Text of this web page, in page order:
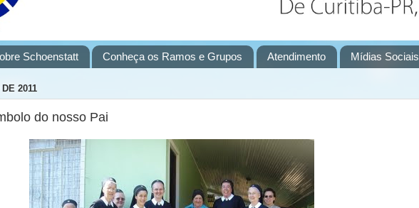
Schoenstatt Conheça os Ramos e Grupos Atendimento Mídias Sociais
2011
do nosso Pai